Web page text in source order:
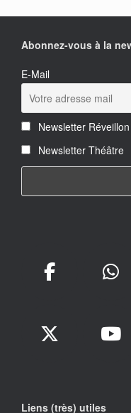
Abonnez-vous à la
E-Mail
Newsletter Réveillon
Newsletter Théâtre
Liens (très) utiles